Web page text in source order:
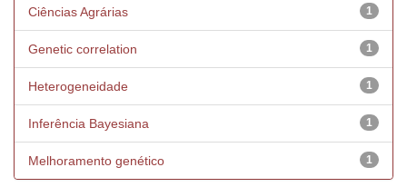
1
Ciências Agrárias
1
Genetic correlation
1
Heterogeneidade
1
Inferência Bayesiana
1
Melhoramento genético